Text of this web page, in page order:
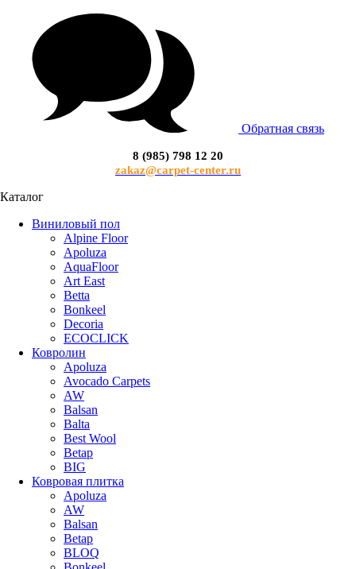
Обратная связь
8 (985) 798 12 20
zakaz@carpet-center.ru
Каталог
Виниловый пол
Alpine Floor
Apoluza
AquaFloor
Art East
Betta
Bonkeel
Decoria
ECOCLICK
Ковролин
Apoluza
Avocado Carpets
AW
Balsan
Balta
Best Wool
Betap
BIG
Ковровая плитка
Apoluza
AW
Balsan
Betap
BLOQ